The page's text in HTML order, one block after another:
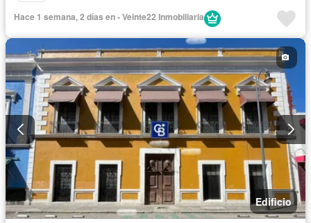
Hace 1 semana, 2 días en - Veinte22 Inmobiliaria
Edificio